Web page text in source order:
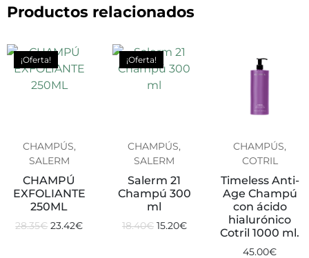
Productos relacionados
¡Oferta!
CHAMPÚS,
SALERM
CHAMPÚ
EXFOLIANTE
250ML
28.35€ 23.42€
¡Oferta!
CHAMPÚS,
SALERM
Salerm 21
Champú 300
ml
18.40€ 15.20€
CHAMPÚS,
COTRIL
Timeless Anti-
Age Champú
con ácido
hialurónico
Cotril 1000 ml.
45.00€